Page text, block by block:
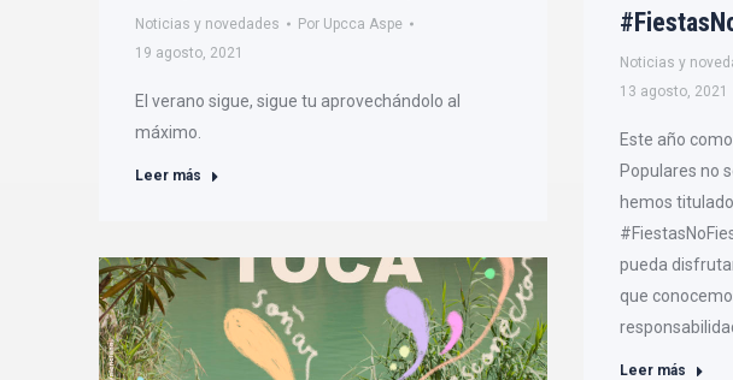
Noticias y novedades Por Upcca Aspe
19 agosto, 2021
El verano sigue, sigue tu aprovechándolo al
máximo.
Leer más
Noticias y
13 agosto, 2021
Este año
Populares no
hemos
pueda
que
Leer más